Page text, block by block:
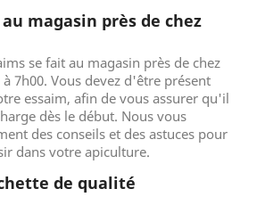
magasin près de chez
se fait au magasin près de chez
7h00. Vous devez d'être présent
essaim, afin de vous assurer qu'il
dès le début. Nous vous
des conseils et des astuces pour
dans votre apiculture.
de qualité